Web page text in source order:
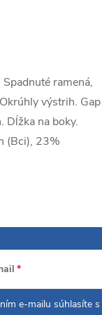
ramená,
výstrih. Gap
Dĺžka na boky.
(Bci), 23%
e-mailu súhlasíte s